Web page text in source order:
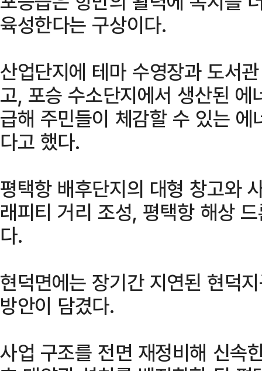
육성한다는 구상이다.
산업단지에 테마 수영장과 도서
고, 포승 수소단지에서 생산된
급해 주민들이 체감할 수 있는
다고 했다.
평택항 배후단지의 대형 창고와
래피티 거리 조성, 평택항 해상
다.
현덕면에는 장기간 지연된 현덕
방안이 담겼다.
사업 구조를 전면 재정비해 신속